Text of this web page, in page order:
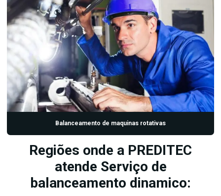
Termografia industrial
Termografia industrial preço
Ultrassom manutenção
Ultrassom manutenção preditiva
Balanceamento de maquinas rotativas
Regiões onde a PREDITEC
atende Serviço de
balanceamento dinamico: